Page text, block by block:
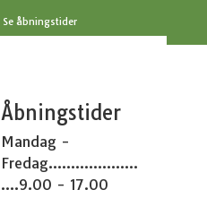
Se åbningstider
Åbningstider
Mandag -
Fredag....................
....9.00 - 17.00